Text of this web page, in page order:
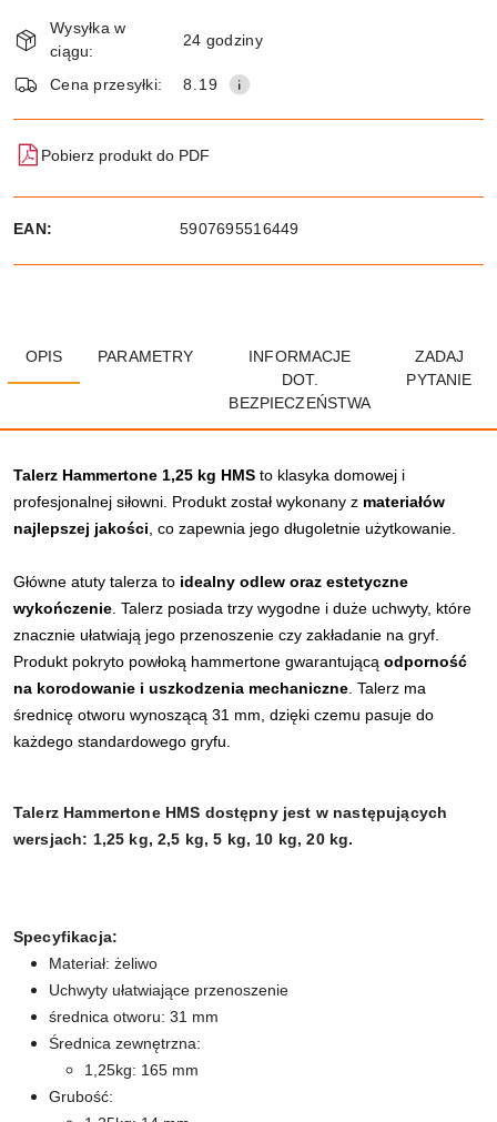
i
dostawa
Wysyłka w
ciągu:
24 godziny
Cena przesyłki: 8.19
Pobierz produkt do PDF
EAN: 5907695516449
OPIS PARAMETRY
INFORMACJE
DOT.
BEZPIECZEŃSTWA
ZADAJ
PYTANIE
Talerz Hammertone 1,25 kg HMS to klasyka domowej i
profesjonalnej siłowni. Produkt został wykonany z materiałów
najlepszej jakości , co zapewnia jego długoletnie użytkowanie.
Główne atuty talerza to idealny odlew oraz estetyczne
wykończenie . Talerz posiada trzy wygodne i duże uchwyty, które
znacznie ułatwiają jego przenoszenie czy zakładanie na gryf.
Produkt pokryto powłoką hammertone gwarantującą odporność
na korodowanie i uszkodzenia mechaniczne . Talerz ma
średnicę otworu wynoszącą 31 mm, dzięki czemu pasuje do
każdego standardowego gryfu.
Talerz Hammertone HMS dostępny jest w następujących
wersjach: 1,25 kg, 2,5 kg, 5 kg, 10 kg, 20 kg.
Specyfikacja:
Materiał: żeliwo
Uchwyty ułatwiające przenoszenie
średnica otworu: 31 mm
Średnica zewnętrzna:
1,25kg: 165 mm
Grubość: